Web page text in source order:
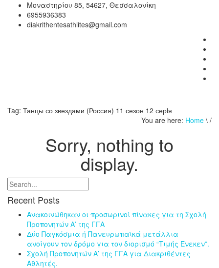
Μοναστηρίου 85, 54627, Θεσσαλονίκη
6955936383
diakrithentesathlites@gmail.com
Tag: Танцы со звездами (Россия) 11 сезон 12 серiя
You are here: Home \ /
Sorry, nothing to
display.
Recent Posts
Ανακοινώθηκαν οι προσωρινοί πίνακες για τη Σχολή
Προπονητών Α’ της ΓΓΑ
Δύο Παγκόσμια ή Πανευρωπαϊκά μετάλλια
ανοίγουν τον δρόμο για τον διορισμό “Τιμής Ένεκεν”.
Σχολή Προπονητών Α’ της ΓΓΑ για Διακριθέντες
Αθλητές.